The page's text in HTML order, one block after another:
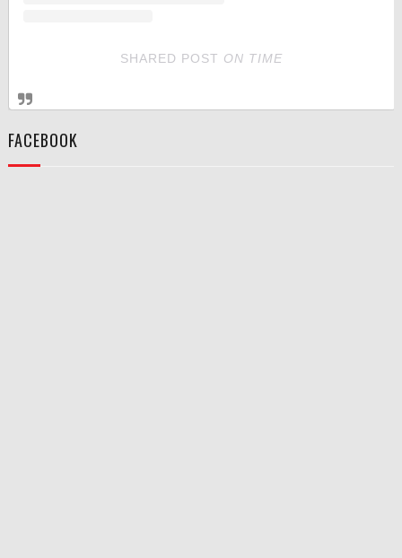
SHARED POST ON TIME
FACEBOOK